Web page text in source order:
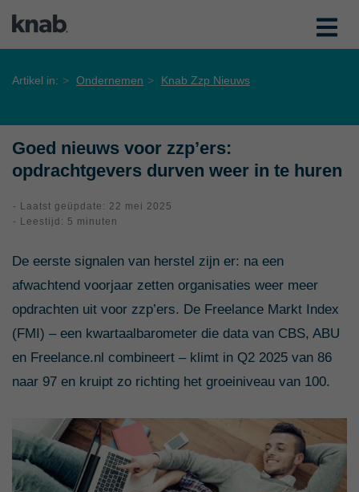
Artikel in: Ondernemen Knab Zzp Nieuws
Goed nieuws voor zzp’ers:
opdrachtgevers durven weer in te huren
- Laatst geüpdate: 22 mei 2025
- Leestijd: 5 minuten
De eerste signalen van herstel zijn er: na een
afwachtend voorjaar zetten organisaties weer meer
opdrachten uit voor zzp’ers. De Freelance Markt Index
(FMI) – een kwartaalbarometer die data van CBS, ABU
en Freelance.nl combineert – klimt in Q2 2025 van 86
naar 97 en kruipt zo richting het groeiniveau van 100.